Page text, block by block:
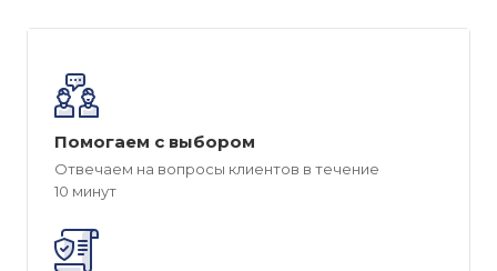
Помогаем с выбором
Отвечаем на вопросы клиентов в течение
10 минут